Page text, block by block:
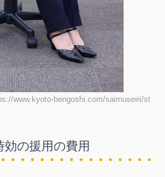
www.kyoto-bengoshi.com/saimuseiri/st
の援用の費用